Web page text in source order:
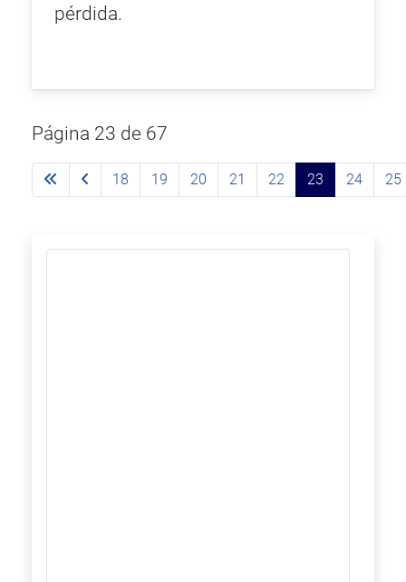
pérdida.
Página 23 de 67
18 19 20 21 22 23 24 25